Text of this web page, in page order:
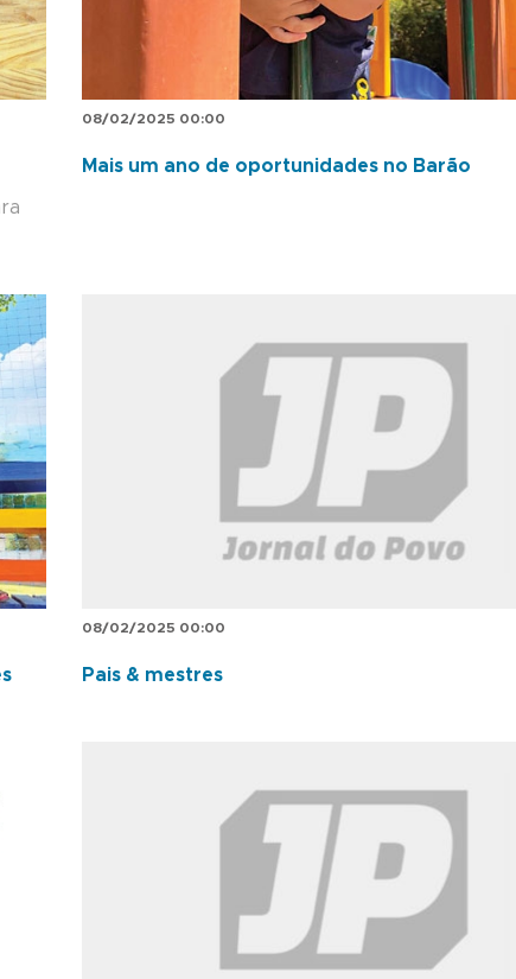
08/02/2025 00:00
Mais um ano de oportunidades no Barão
08/02/2025 00:00
Pais & mestres